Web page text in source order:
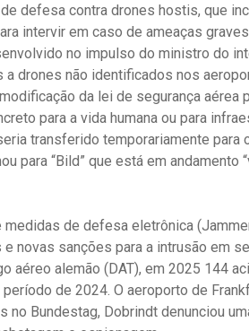
defesa contra drones hostis, que
intervir em caso de ameaças
no impulso do ministro do
drones não identificados nos
da lei de segurança aérea
para a vida humana ou para
transferido temporariamente para
para “Bild” que está em andamento
de defesa eletrônica
novas sanções para a intrusão em
aéreo alemão (DAT), em 2025 144
de 2024. O aeroporto de
Bundestag, Dobrindt denunciou